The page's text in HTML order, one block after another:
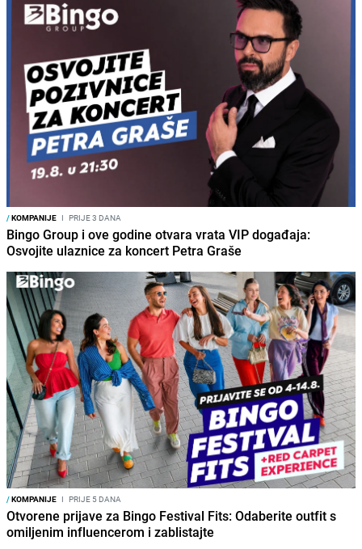
/KOMPANIJE I PRIJE 3 DANA
Bingo Group i ove godine otvara vrata VIP događaja:
Osvojite ulaznice za koncert Petra Graše
/KOMPANIJE I PRIJE 5 DANA
Otvorene prijave za Bingo Festival Fits: Odaberite outfit s
omiljenim influencerom i zablistajte